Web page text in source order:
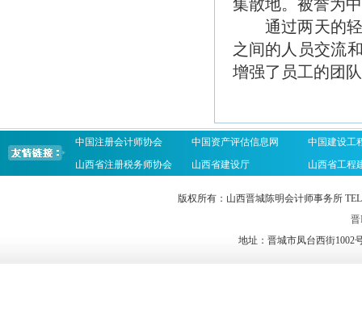
集散地。被誉为
通过两天的
之间的人员交流
增强了员工的团
中国注册会计师协会 中国资产评估信息网
中国建设工
山西省注册税务师协会
山西省建设厅 山西省工程
版权所有：山西晋城陈明会计师事务所 TEL
晋
地址：晋城市凤台西街1002